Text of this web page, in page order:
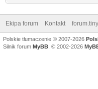
Ekipa forum Kontakt
Polskie tłumaczenie © 2007-2026
Silnik forum MyBB , © 2002-2026